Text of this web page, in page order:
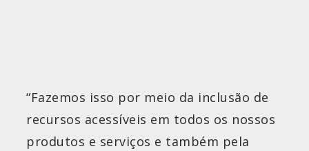
“Fazemos isso por meio da inclusão de
recursos acessíveis em todos os nossos
produtos e serviços e também pela